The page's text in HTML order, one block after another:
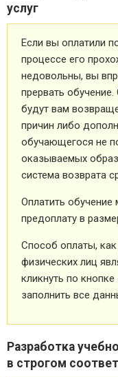
услуг
Если вы оплатили
процессе его
недовольны, вы
прервать
будут вам
причин либо
обучающегося не
оказываемых
система возврата
Оплатить
предоплату в
Способ оплаты,
физических лиц
кликнуть по кнопке
заполнить все
Разработка
в строгом